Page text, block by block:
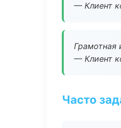
— Клиент
Грамотная
— Клиент
Часто